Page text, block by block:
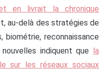
en livrait la chronique
au-delà des stratégies de
biométrie, reconnaissance
indiquent que la
sur les réseaux sociaux